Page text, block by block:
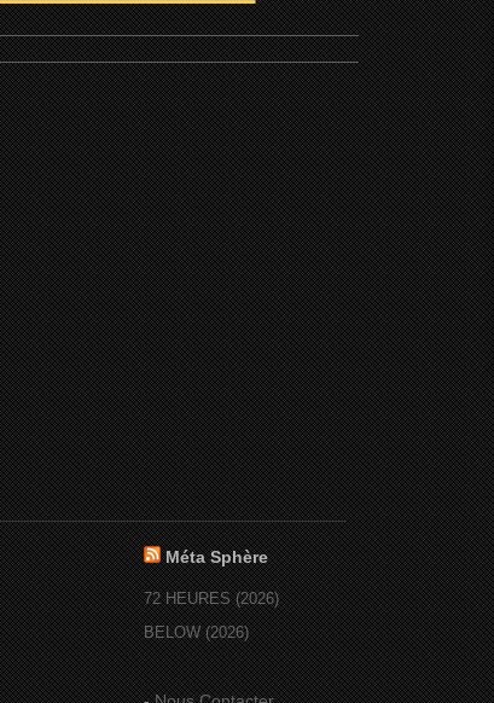
Méta Sphère
72 HEURES (2026)
BELOW (2026)